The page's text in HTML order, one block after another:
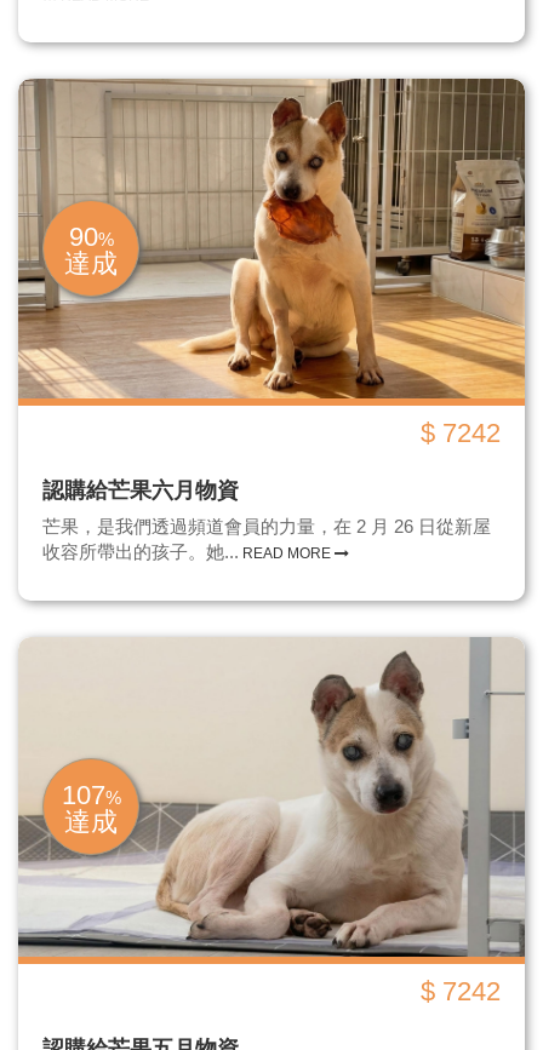
90%
達成
$ 7242
認購給芒果六月物資
芒果，是我們透過頻道會員的力量，在 2 月 26 日從新屋
收容所帶出的孩子。她... READ MORE
107%
達成
$ 7242